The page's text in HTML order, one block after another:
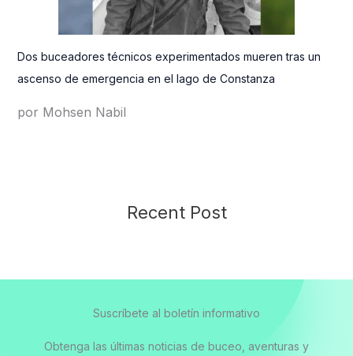
Dos buceadores técnicos experimentados mueren tras un
ascenso de emergencia en el lago de Constanza
por Mohsen Nabil
Recent Post
Suscríbete al boletín informativo
Obtenga las últimas noticias de buceo, aventuras y